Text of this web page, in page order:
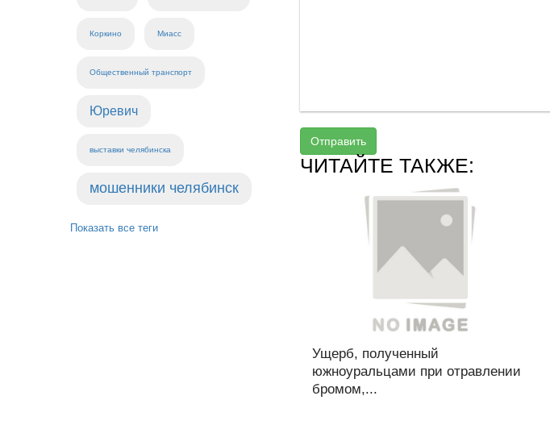
Коркино Миасс
Общественный транспорт
Юревич
выставки челябинска
мошенники челябинск
Показать все теги
Отправить
ЧИТАЙТЕ ТАКЖЕ:
Ущерб, полученный
южноуральцами при отравлении
бромом,...